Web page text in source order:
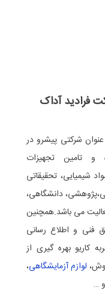
فرادید آداک
شرکتی پیشرو در
و تامین تجهیزات
شیمیایی، تحقیقاتی
دانشگاهی،
می باشد.همچنین
فنی و اطلاع رسانی
کاریو بهره گیری از
لوازم آزمایشگاهی،
و …